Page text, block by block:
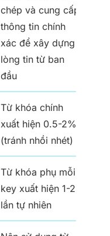
chép và cung cấp
thông tin chính
xác để xây dựng
lòng tin từ ban
đầu
Từ khóa chính
xuất hiện 0.5-2%
(tránh nhồi nhét)
Từ khóa phụ mỗi
key xuất hiện 1-2
lần tự nhiên